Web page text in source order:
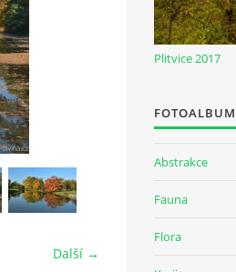
Další →
Plitvice 2017
FOTOALBUM
Abstrakce
Fauna
Flora